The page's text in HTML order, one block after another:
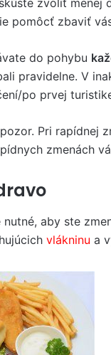
pomôcť zbaviť
do pohybu
pravidelne. V
po prvej
Pri rapídnej
zmenách
nutné, aby ste
vlákninu a